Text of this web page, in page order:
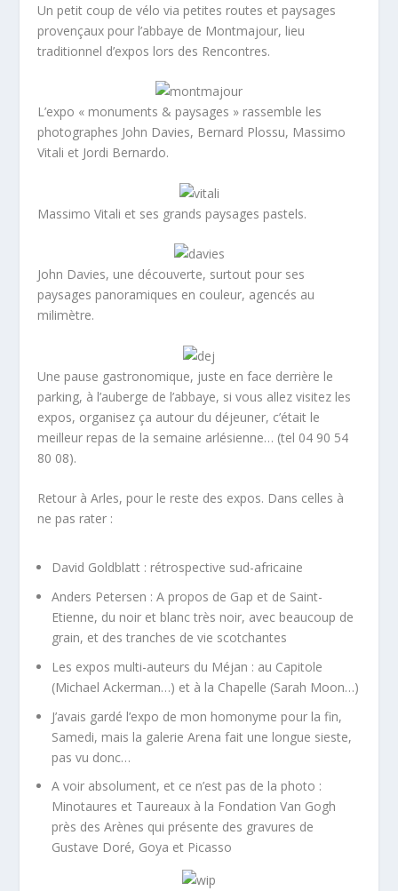
Un petit coup de vélo via petites routes et paysages
provençaux pour l’abbaye de Montmajour, lieu
traditionnel d’expos lors des Rencontres.
L’expo « monuments & paysages » rassemble les
photographes John Davies, Bernard Plossu, Massimo
Vitali et Jordi Bernardo.
Massimo Vitali et ses grands paysages pastels.
John Davies, une découverte, surtout pour ses
paysages panoramiques en couleur, agencés au
milimètre.
Une pause gastronomique, juste en face derrière le
parking, à l’auberge de l’abbaye, si vous allez visitez les
expos, organisez ça autour du déjeuner, c’était le
meilleur repas de la semaine arlésienne… (tel 04 90 54
80 08).
Retour à Arles, pour le reste des expos. Dans celles à
ne pas rater :
David Goldblatt : rétrospective sud-africaine
Anders Petersen : A propos de Gap et de Saint-
Etienne, du noir et blanc très noir, avec beaucoup de
grain, et des tranches de vie scotchantes
Les expos multi-auteurs du Méjan : au Capitole
(Michael Ackerman…) et à la Chapelle (Sarah Moon…)
J’avais gardé l’expo de mon homonyme pour la fin,
Samedi, mais la galerie Arena fait une longue sieste,
pas vu donc…
A voir absolument, et ce n’est pas de la photo :
Minotaures et Taureaux à la Fondation Van Gogh
près des Arènes qui présente des gravures de
Gustave Doré, Goya et Picasso